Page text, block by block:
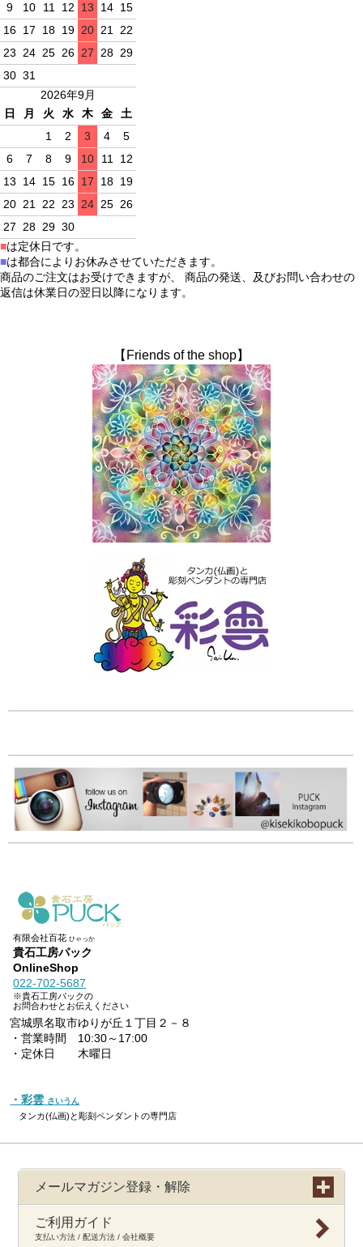
9
10 11 12 13 14 15
16 17 18 19 20 21 22
23 24 25 26 27 28 29
30 31
2026年9月
日
月 火 水 木 金
土
1
2 3 4
5
6
7 8 9 10 11 12
13
14 15 16 17 18 19
20 21 22 23 24 25 26
27 28 29 30
■は定休日です。
■は都合によりお休みさせていただきます。
商品のご注文はお受けできますが、 商品の発送、及びお問い合わせの
返信は休業日の翌日以降になります。
【Friends of the shop】
有限会社百花ひゃっか
貴石工房パック
OnlineShop
022-702-5687
※貴石工房パックの
お問合わせとお伝えください
宮城県名取市ゆりが丘１丁目２－８
・営業時間 10:30～17:00
・定休日 木曜日
・彩雲 さいうん
タンカ(仏画)と彫刻ペンダントの専門店
メールマガジン登録・解除
ご利用ガイド
支払い方法 / 配送方法 / 会社概要